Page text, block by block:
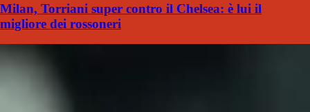
Milan, Torriani super contro il Chelsea: è lui il
migliore dei rossoneri